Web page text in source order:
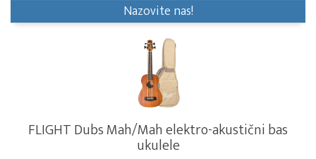
Nazovite nas!
FLIGHT Dubs Mah/Mah elektro-akustični bas
ukulele